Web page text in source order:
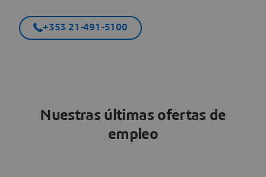
+353 21-491-5100
Nuestras últimas ofertas de
empleo